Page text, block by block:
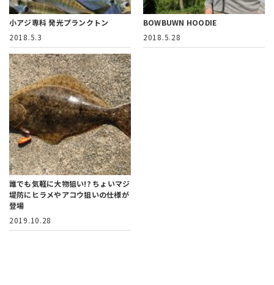
小アジ専科 発光プランクトン
2018.5.3
BOWBUWN HOODIE
2018.5.28
誰でも気軽に大物狙い!? ちょいマジ
堤防にヒラメやアコウ狙いの仕様が
登場
2019.10.28